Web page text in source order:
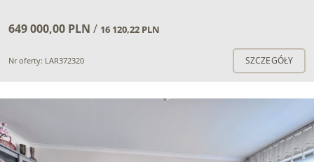
649 000,00 PLN / 16 120,22 PLN
Nr oferty: LAR372320 SZCZEGÓŁY